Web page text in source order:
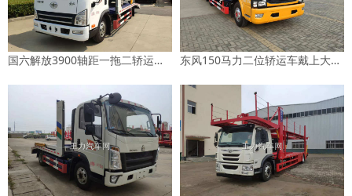
国六解放3900轴距一拖二轿运车图片 东风150马力二位轿运车戴上大红花发车图片